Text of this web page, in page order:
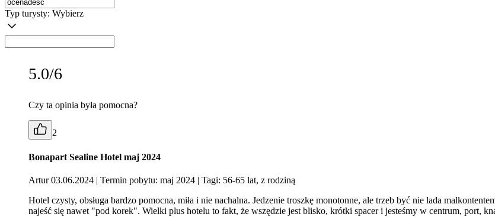
Typ turysty: Wybierz
5.0/6
Czy ta opinia była pomocna?
2
Bonapart Sealine Hotel maj 2024
Artur 03.06.2024 | Termin pobytu: maj 2024 | Tagi: 56-65 lat, z rodziną
Hotel czysty, obsługa bardzo pomocna, miła i nie nachalna. Jedzenie troszkę monotonne, ale trzeb być nie lada
najeść się nawet "pod korek". Wielki plus hotelu to fakt, że wszędzie jest blisko, krótki spacer i jesteśmy w centrum, port,